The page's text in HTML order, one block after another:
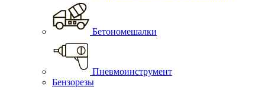
Бетономешалки
Пневмоинструмент
Бензорезы